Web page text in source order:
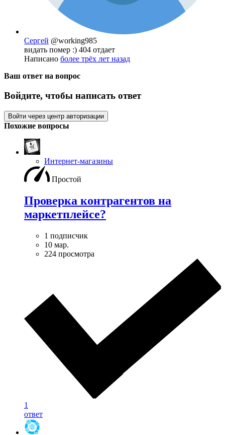
Сергей @working985
видать помер :) 404 отдает
Написано более трёх лет назад
Ваш ответ на вопрос
Войдите, чтобы написать ответ
Войти через центр авторизации
Похожие вопросы
Интернет-магазины
Простой
Проверка контрагентов на
маркетплейсе?
1 подписчик
10 мар.
224 просмотра
1
ответ